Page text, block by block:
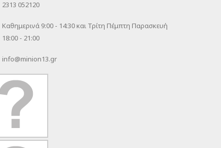
2313 052120
Καθημερινά 9:00 - 14:30 και Τρίτη Πέμπτη Παρασκευή
18:00 - 21:00
info@minion13.gr